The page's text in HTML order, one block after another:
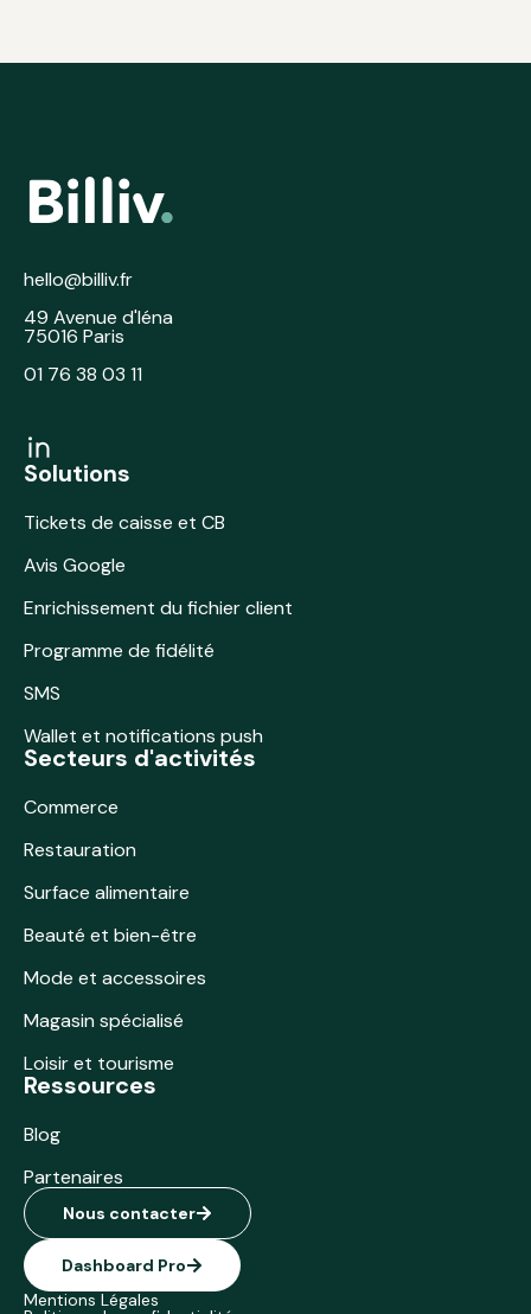
hello@billiv.fr
49 Avenue d'Iéna
75016 Paris
01 76 38 03 11
Solutions
Tickets de caisse et CB
Avis Google
Enrichissement du fichier client
Programme de fidélité
SMS
Wallet et notifications push
Secteurs d'activités
Commerce
Restauration
Surface alimentaire
Beauté et bien-être
Mode et accessoires
Magasin spécialisé
Loisir et tourisme
Ressources
Blog
Partenaires
Nous contacter
Dashboard Pro
Mentions Légales